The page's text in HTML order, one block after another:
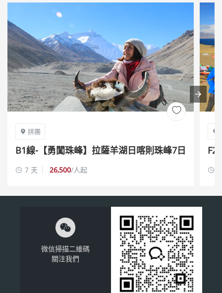

 拼團
B1線-【勇闖珠峰】拉薩羊湖日喀則珠峰7日
 7 天 26,500/人起

F2


微信掃描二維碼
關注我們